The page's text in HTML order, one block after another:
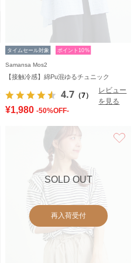
タイムセール対象 ポイント10%
Samansa Mos2
【接触冷感】綿Pu混ゆるチュニック
4.7 （7）
レビュー
を見る
¥1,980 -50%OFF-
SOLD OUT
再入荷受付